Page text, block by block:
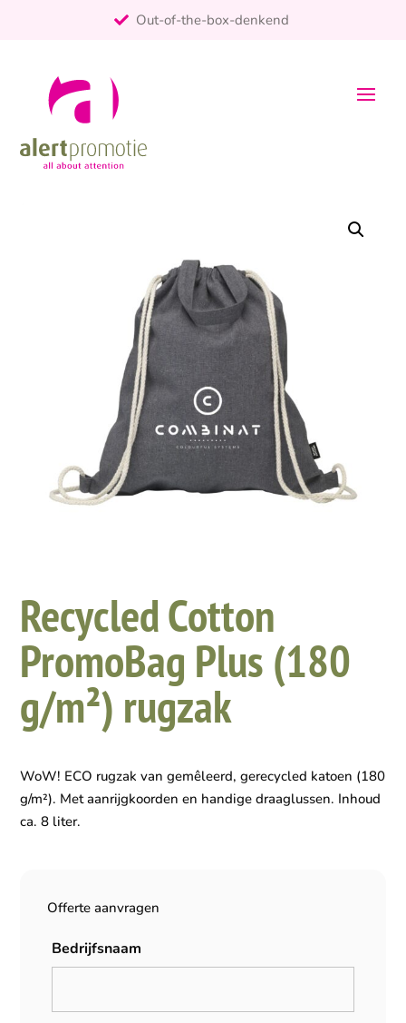
Out-of-the-box-denkend
Recycled Cotton
PromoBag Plus (180
g/m²) rugzak
WoW! ECO rugzak van gemêleerd, gerecycled katoen (180
g/m²). Met aanrijgkoorden en handige draaglussen. Inhoud
ca. 8 liter.
Offerte aanvragen
Bedrijfsnaam